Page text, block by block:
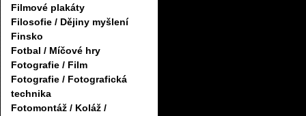
Filmové plakáty
Filosofie / Dějiny myšlení
Finsko
Fotbal / Míčové hry
Fotografie / Film
Fotografie / Fotografická
technika
Fotomontáž / Koláž /